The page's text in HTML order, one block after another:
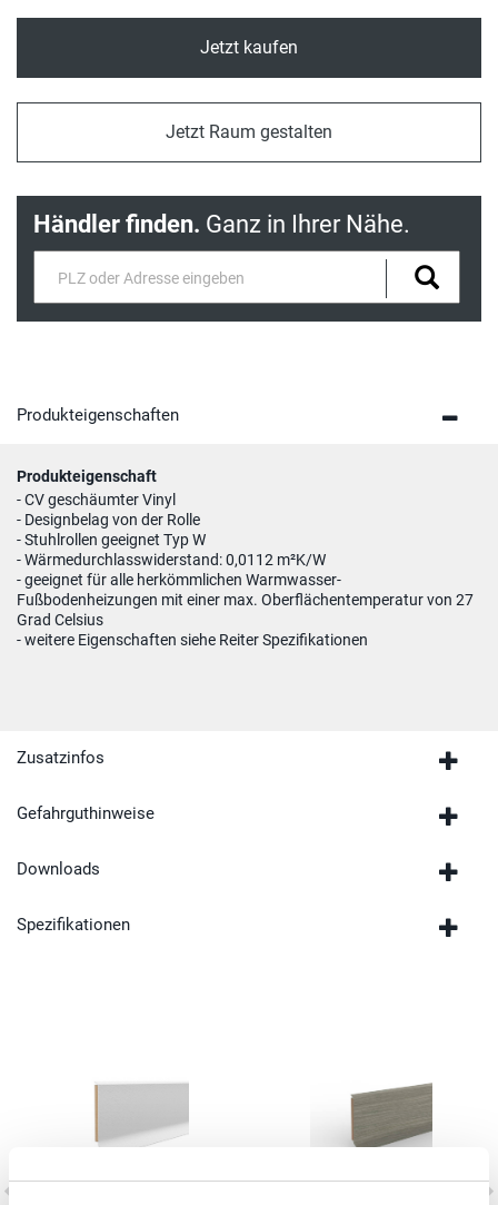
Jetzt kaufen
Jetzt Raum gestalten
Händler finden. Ganz in Ihrer Nähe.
Produkteigenschaften
Produkteigenschaft
- CV geschäumter Vinyl
- Designbelag von der Rolle
- Stuhlrollen geeignet Typ W
- Wärmedurchlasswiderstand: 0,0112 m²K/W
- geeignet für alle herkömmlichen Warmwasser-
Fußbodenheizungen mit einer max. Oberflächentemperatur von 27
Grad Celsius
- weitere Eigenschaften siehe Reiter Spezifikationen
Zusatzinfos
Gefahrguthinweise
Downloads
Spezifikationen